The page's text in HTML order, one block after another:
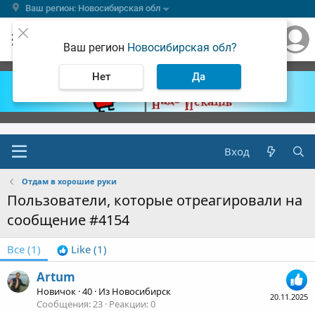
Ваш регион: Новосибирская обл
Ваш регион Новосибирская обл?
Нет Да
Вход
Отдам в хорошие руки
Пользователи, которые отреагировали на
сообщение #4154
Все (1) Like (1)
20.11.2025
Artum
Новичок ·40 · Из Новосибирск
Сообщения 23 Реакции 0